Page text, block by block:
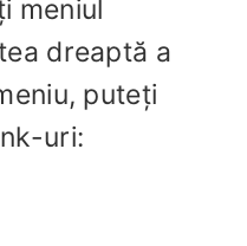
meniul
dreaptă a
puteți
uri: